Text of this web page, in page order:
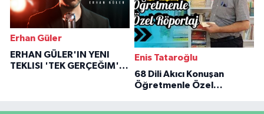
Erhan Güler
ERHAN GÜLER'IN YENI
TEKLISI 'TEK GERÇEĞIM'LE
Enis Tataroğlu
68 Dili Akıcı Konuşan
Öğretmenle Özel